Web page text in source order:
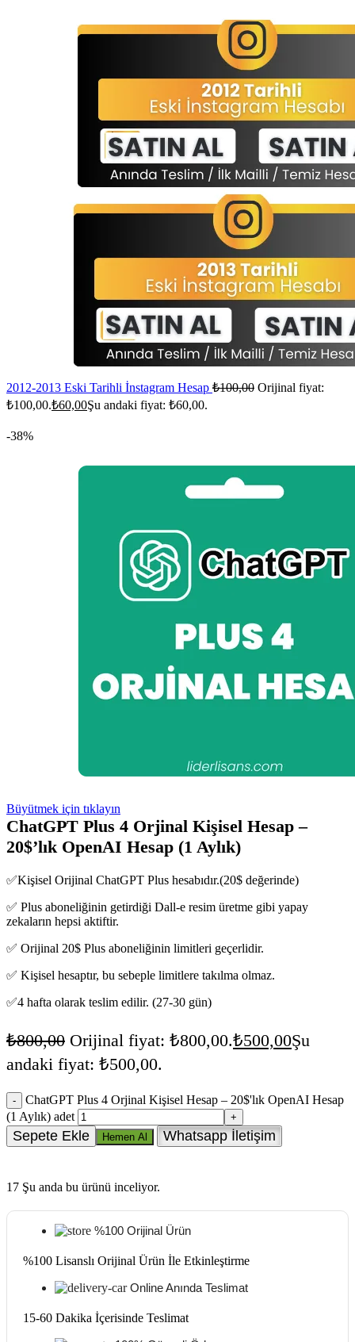
2012-2013 Eski Tarihli İnstagram Hesap ₺100,00 Orijinal fiyat:
₺100,00.₺60,00Şu andaki fiyat: ₺60,00.
-38%
Büyütmek için tıklayın
ChatGPT Plus 4 Orjinal Kişisel Hesap –
20$’lık OpenAI Hesap (1 Aylık)
✅Kişisel Orijinal ChatGPT Plus hesabıdır.(20$ değerinde)
✅ Plus aboneliğinin getirdiği Dall-e resim üretme gibi yapay
zekaların hepsi aktiftir.
✅ Orijinal 20$ Plus aboneliğinin limitleri geçerlidir.
✅ Kişisel hesaptır, bu sebeple limitlere takılma olmaz.
✅4 hafta olarak teslim edilir. (27-30 gün)
₺800,00 Orijinal fiyat: ₺800,00.₺500,00Şu
andaki fiyat: ₺500,00.
ChatGPT Plus 4 Orjinal Kişisel Hesap – 20$'lık OpenAI Hesap
(1 Aylık) adet
Sepete Ekle Hemen Al Whatsapp İletişim
17 Şu anda bu ürünü inceliyor.
%100 Orijinal Ürün
%100 Lisanslı Orijinal Ürün İle Etkinleştirme
Online Anında Teslimat
15-60 Dakika İçerisinde Teslimat